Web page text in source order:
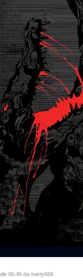
06:46 da marty666